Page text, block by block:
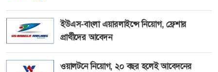
ইউএস-বাংলা এয়ারলাইন্সে নিয়োগ, ফ্রেশার
প্রার্থীদের আবেদন
ওয়ালটনে নিয়োগ, ২০ বছর হলেই আবেদনের